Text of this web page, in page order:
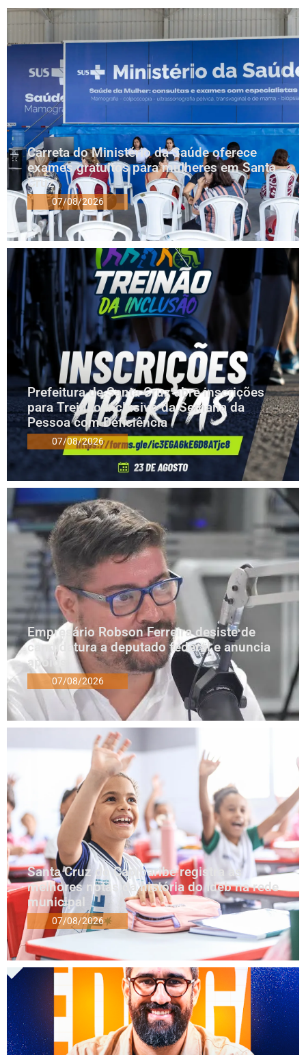
Carreta do Ministério da Saúde oferece
exames gratuitos para mulheres em Santa
Cruz
07/08/2026
Prefeitura de Santa Cruz abre inscrições
para Treinão Inclusivo da Semana da
Pessoa com Deficiência
07/08/2026
Empresário Robson Ferreira desiste de
candidatura a deputado federal e anuncia
apoios
07/08/2026
Santa Cruz do Capibaribe registra as
melhores notas da história do Ideb na rede
municipal
07/08/2026